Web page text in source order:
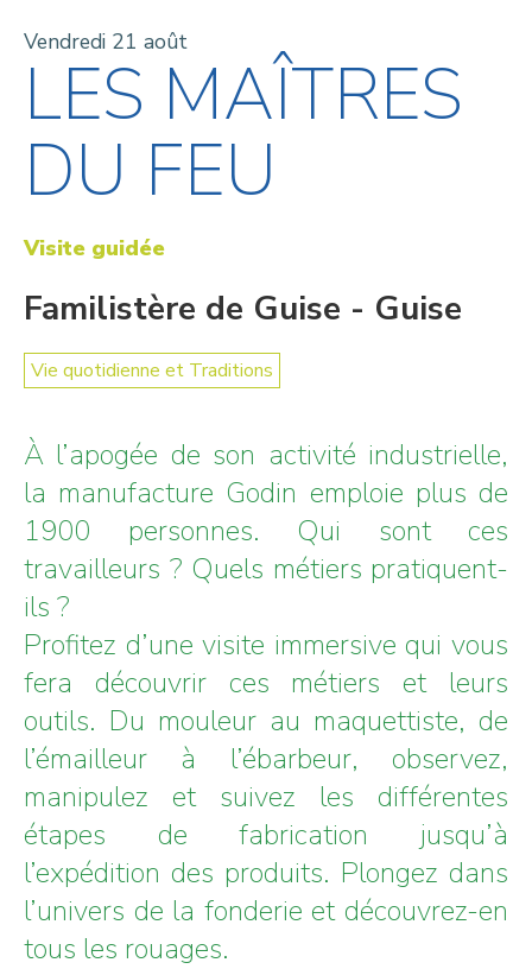
Vendredi 21 août
LES MAÎTRES
DU FEU
Visite guidée
Familistère de Guise - Guise
Vie quotidienne et Traditions
À l’apogée de son activité industrielle,
la manufacture Godin emploie plus de
1900 personnes. Qui sont ces
travailleurs ? Quels métiers pratiquent-
ils ?
Profitez d’une visite immersive qui vous
fera découvrir ces métiers et leurs
outils. Du mouleur au maquettiste, de
l’émailleur à l’ébarbeur, observez,
manipulez et suivez les différentes
étapes de fabrication jusqu’à
l’expédition des produits. Plongez dans
l’univers de la fonderie et découvrez-en
tous les rouages.